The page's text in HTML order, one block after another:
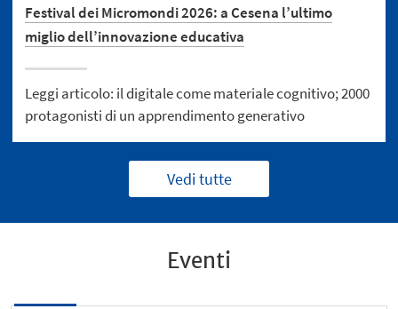
Festival dei Micromondi 2026: a Cesena l’ultimo
miglio dell’innovazione educativa
Leggi articolo: il digitale come materiale cognitivo; 2000
protagonisti di un apprendimento generativo
Vedi tutte
Eventi